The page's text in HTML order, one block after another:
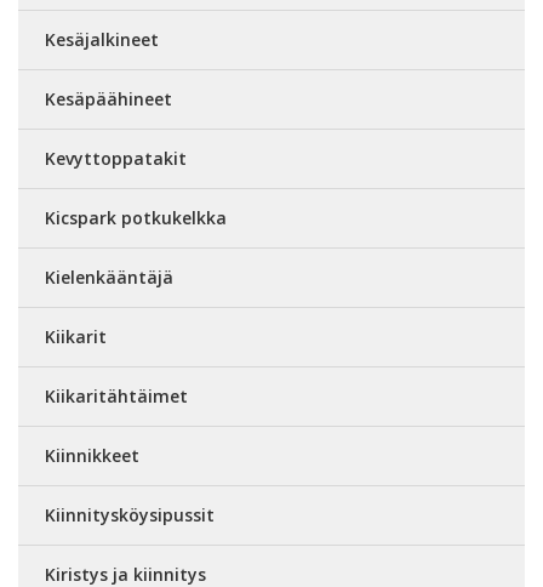
Kesäjalkineet
Kesäpäähineet
Kevyttoppatakit
Kicspark potkukelkka
Kielenkääntäjä
Kiikarit
Kiikaritähtäimet
Kiinnikkeet
Kiinnitysköysipussit
Kiristys ja kiinnitys